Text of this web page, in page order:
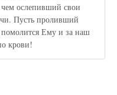
ослепивший свои
Пусть проливший
Ему и за наш
крови!